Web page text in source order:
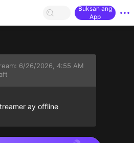
Buksan ang
App
6/26/2026, 4:55 AM
ay offline